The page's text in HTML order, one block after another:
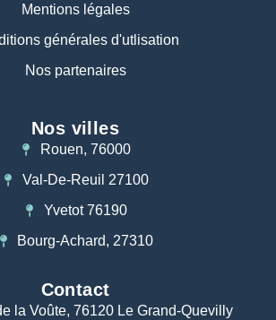
Mentions légales
générales d'utlisation
Nos partenaires
Nos villes
Rouen, 76000
Val-De-Reuil 27100
Yvetot 76190
Bourg-Achard, 27310
Contact
la Voûte, 76120 Le Grand-Quevilly